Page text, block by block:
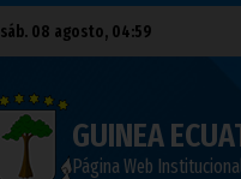
sáb. 08 agosto, 04:59
GUINEA
Página Web